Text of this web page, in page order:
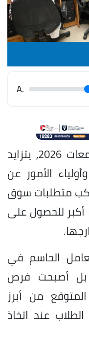
.A
مع اقتراب بدء تنسيق الجامعات 2026، يتزايد
الأمور عن
متطلبات سوق
أكبر للحصول على
الحاسم في
بل أصبحت فرص
من أبرز
عند اتخاذ